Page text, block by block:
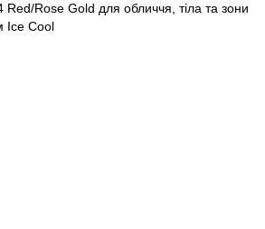
Red/Rose Gold для обличчя, тіла та зони
Ice Cool